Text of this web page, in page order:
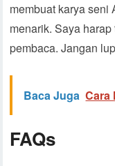
membuat karya seni
menarik. Saya
pembaca. Jangan
Baca Juga Cara
FAQs